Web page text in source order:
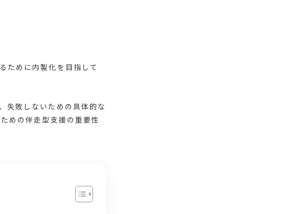
ために内製化を目指して
失敗しないための具体的な
めの伴走型支援の重要性